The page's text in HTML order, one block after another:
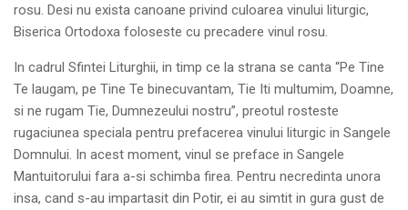
rosu. Desi nu exista canoane privind culoarea vinului liturgic,
Biserica Ortodoxa foloseste cu precadere vinul rosu.
In cadrul Sfintei Liturghii, in timp ce la strana se canta “Pe Tine
Te laugam, pe Tine Te binecuvantam, Tie Iti multumim, Doamne,
si ne rugam Tie, Dumnezeului nostru”, preotul rosteste
rugaciunea speciala pentru prefacerea vinului liturgic in Sangele
Domnului. In acest moment, vinul se preface in Sangele
Mantuitorului fara a-si schimba firea. Pentru necredinta unora
insa, cand s-au impartasit din Potir, ei au simtit in gura gust de